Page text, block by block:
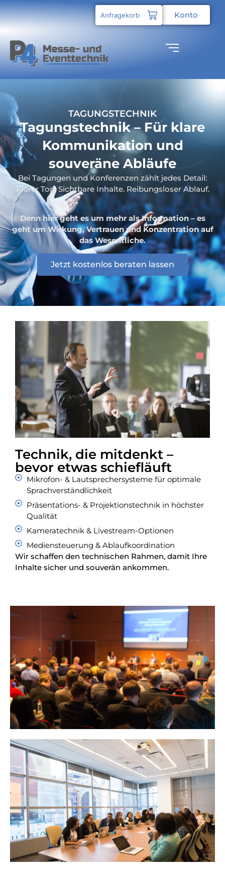
Konto
Anfragekorb
TAGUNGSTECHNIK
Tagungstechnik – Für klare
Kommunikation und
souveräne Abläufe
Bei Tagungen und Konferenzen zählt jedes Detail:
Klarer Ton. Sichtbare Inhalte. Reibungsloser Ablauf.
Denn hier geht es um mehr als Information – es
geht um Wirkung, Vertrauen und Konzentration auf
das Wesentliche.
Jetzt kostenlos beraten lassen
Technik, die mitdenkt –
bevor etwas schiefläuft
Mikrofon- & Lautsprechersysteme für optimale
Sprachverständlichkeit
Präsentations- & Projektionstechnik in höchster
Qualität
Kameratechnik & Livestream-Optionen
Mediensteuerung & Ablaufkoordination
Wir schaffen den technischen Rahmen, damit Ihre
Inhalte sicher und souverän ankommen.